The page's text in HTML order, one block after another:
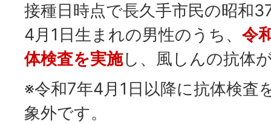
接種日時点で長久手市民の昭和
4月1日生まれの男性のうち、 令
体検査を実施し、風しんの抗体
※令和7年4月1日以降に抗体検査
象外です。